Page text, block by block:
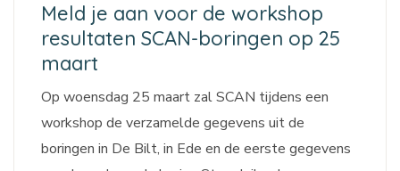
Meld je aan voor de workshop
resultaten SCAN-boringen op 25
maart
Op woensdag 25 maart zal SCAN tijdens een
workshop de verzamelde gegevens uit de
boringen in De Bilt, in Ede en de eerste gegevens